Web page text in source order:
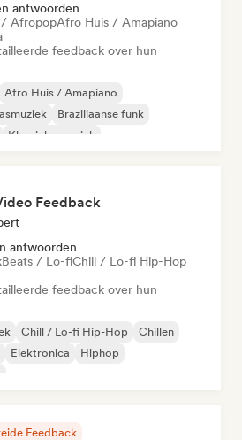
antwoorden
AfropopAfro Huis / Amapiano
feedback over hun
Afro Huis / Amapiano
Braziliaanse funk
Klassieke muziek
Feedback
antwoorden
Beats / Lo-fiChill / Lo-fi Hip-Hop
feedback over hun
Chill / Lo-fi Hip-Hop
Chillen
Elektronica
Hiphop
Feedback